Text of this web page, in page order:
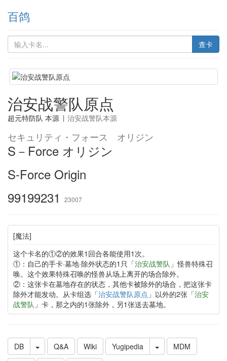
百鸽
查卡
治安战警队原点
超元特防队 本源 | 治安战警队本源
セキュリティ・フォース オリジン
S－Force オリジン
S-Force Origin
99199231
23007
[魔法]
这个卡名的①②的效果1回合各能使用1次。
①：自己的手卡·墓地·除外状态的1只「治安战警队 」怪兽特殊召
唤。这个效果特殊召唤的怪兽从场上离开的场合除外。
②：这张卡在墓地存在的状态，其他卡被除外的场合，把这张卡
除外才能发动。从卡组选「治安战警队原点 」以外的2张「治安
战警队 」卡，那之内的1张除外，另1张送去墓地。
DB Q&A Wiki Yugipedia
MDM